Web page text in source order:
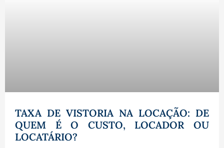
TAXA DE VISTORIA NA LOCAÇÃO: DE
QUEM É O CUSTO, LOCADOR OU
LOCATÁRIO?